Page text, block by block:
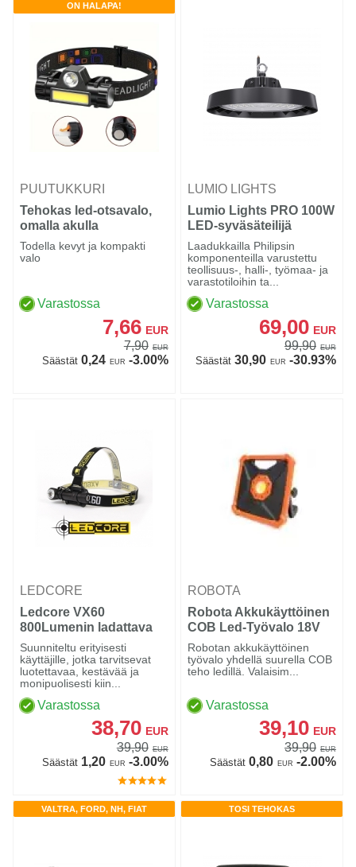
ON HALAPA!
PUUTUKKURI
Tehokas led-otsavalo,
omalla akulla
Todella kevyt ja kompakti
valo
Varastossa
7,66 EUR
7,90 EUR
Säästät0,24 EUR -3.00%
LUMIO LIGHTS
Lumio Lights PRO 100W
LED-syväsäteilijä
hallivalaisin
Laadukkailla Philipsin
komponenteilla varustettu
teollisuus-, halli-, työmaa- ja
varastotiloihin ta...
Varastossa
69,00 EUR
99,90 EUR
Säästät30,90 EUR -30.93%
LEDCORE
Ledcore VX60
800Lumenin ladattava
otsavalo
Suunniteltu erityisesti
käyttäjille, jotka tarvitsevat
luotettavaa, kestävää ja
monipuolisesti kiin...
Varastossa
38,70 EUR
39,90 EUR
Säästät1,20 EUR -3.00%
ROBOTA
Robota Akkukäyttöinen
COB Led-Työvalo 18V
2500lm Runko DC-L18V
Robotan akkukäyttöinen
työvalo yhdellä suurella COB
teho ledillä. Valaisim...
Varastossa
39,10 EUR
39,90 EUR
Säästät0,80 EUR -2.00%
VALTRA, FORD, NH, FIAT TOSI TEHOKAS